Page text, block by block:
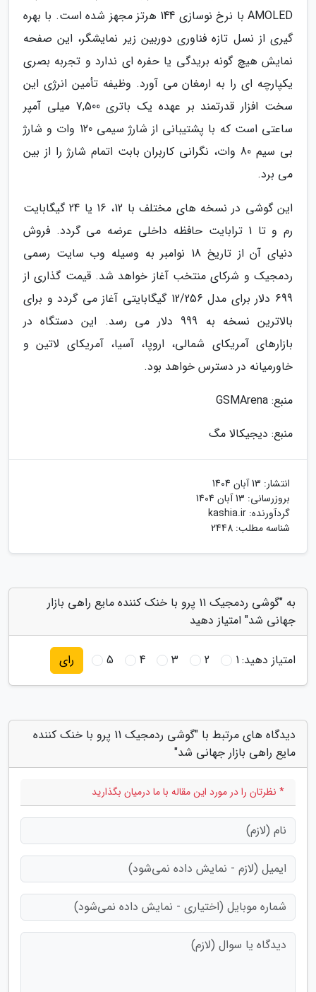
AMOLED با نرخ نوسازی 144 هرتز مجهز شده است. با بهره
گیری از نسل تازه فناوری دوربین زیر نمایشگر، این صفحه
نمایش هیچ گونه بریدگی یا حفره ای ندارد و تجربه بصری
یکپارچه ای را به ارمغان می آورد. وظیفه تأمین انرژی این
سخت افزار قدرتمند بر عهده یک باتری 7,500 میلی آمپر
ساعتی است که با پشتیبانی از شارژ سیمی 120 وات و شارژ
بی سیم 80 وات، نگرانی کاربران بابت اتمام شارژ را از بین
می برد.
این گوشی در نسخه های مختلف با 12، 16 یا 24 گیگابایت
رم و تا 1 ترابایت حافظه داخلی عرضه می گردد. فروش
دنیای آن از تاریخ 18 نوامبر به وسیله وب سایت رسمی
ردمجیک و شرکای منتخب آغاز خواهد شد. قیمت گذاری از
699 دلار برای مدل 12/256 گیگابایتی آغاز می گردد و برای
بالاترین نسخه به 999 دلار می رسد. این دستگاه در
بازارهای آمریکای شمالی، اروپا، آسیا، آمریکای لاتین و
خاورمیانه در دسترس خواهد بود.
منبع: GSMArena
منبع: دیجیکالا مگ
انتشار: 13 آبان 1404
بروزرسانی: 13 آبان 1404
گردآورنده: kashia.ir
شناسه مطلب: 2448
به "گوشی ردمجیک 11 پرو با خنک کننده مایع راهی بازار
جهانی شد" امتیاز دهید
امتیاز دهید:1
2
3
4
5 رای
دیدگاه های مرتبط با "گوشی ردمجیک 11 پرو با خنک کننده
مایع راهی بازار جهانی شد"
* نظرتان را در مورد این مقاله با ما درمیان بگذارید